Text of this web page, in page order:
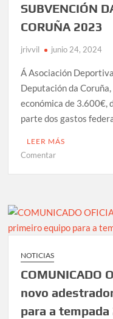
SUBVENCIÓN
CORUÑA 2023
jrivvil junio 24, 2024
Á Asociación
Deputación da
económica de 3.600€,
parte dos gastos
LEER MÁS
Comentaren
DA
2023
NOTICIAS
COMUNICADO
novo
para a